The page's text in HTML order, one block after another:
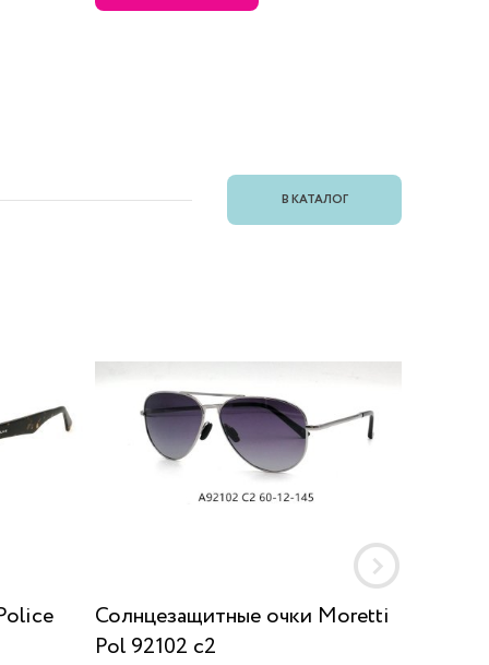
В КАТАЛОГ
Солнцезащитные очки Moretti
Pol 92102 c2